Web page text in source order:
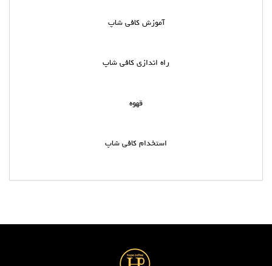
آموزش کافی شاپ
راه اندازی کافی شاپ
قهوه
استخدام کافی شاپ